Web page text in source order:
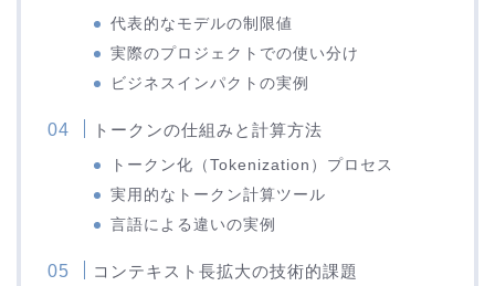
代表的なモデルの制限値
実際のプロジェクトでの使い分け
ビジネスインパクトの実例
トークンの仕組みと計算方法
トークン化（Tokenization）プロセス
実用的なトークン計算ツール
言語による違いの実例
コンテキスト長拡大の技術的課題